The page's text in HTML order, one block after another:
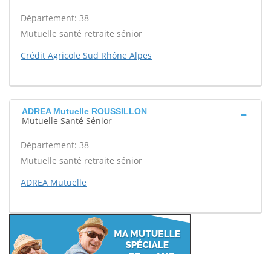
Département: 38
Mutuelle santé retraite sénior
Crédit Agricole Sud Rhône Alpes
ADREA Mutuelle ROUSSILLON
Mutuelle Santé Sénior
Département: 38
Mutuelle santé retraite sénior
ADREA Mutuelle